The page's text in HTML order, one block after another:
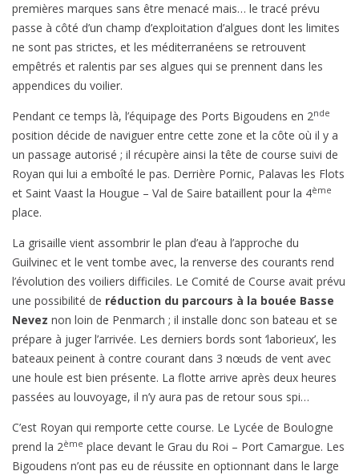
premières marques sans être menacé mais… le tracé prévu
passe à côté d’un champ d’exploitation d’algues dont les limites
ne sont pas strictes, et les méditerranéens se retrouvent
empêtrés et ralentis par ses algues qui se prennent dans les
appendices du voilier.
Pendant ce temps là, l’équipage des Ports Bigoudens en 2nde
position décide de naviguer entre cette zone et la côte où il y a
un passage autorisé ; il récupère ainsi la tête de course suivi de
Royan qui lui a emboîté le pas. Derrière Pornic, Palavas les Flots
et Saint Vaast la Hougue – Val de Saire bataillent pour la 4ème
place.
La grisaille vient assombrir le plan d’eau à l’approche du
Guilvinec et le vent tombe avec, la renverse des courants rend
l’évolution des voiliers difficiles. Le Comité de Course avait prévu
une possibilité de réduction du parcours à la bouée Basse
Nevez non loin de Penmarch ; il installe donc son bateau et se
prépare à juger l’arrivée. Les derniers bords sont ‘laborieux’, les
bateaux peinent à contre courant dans 3 nœuds de vent avec
une houle est bien présente. La flotte arrive après deux heures
passées au louvoyage, il n’y aura pas de retour sous spi…
C’est Royan qui remporte cette course. Le Lycée de Boulogne
prend la 2ème place devant le Grau du Roi – Port Camargue. Les
Bigoudens n’ont pas eu de réussite en optionnant dans le large